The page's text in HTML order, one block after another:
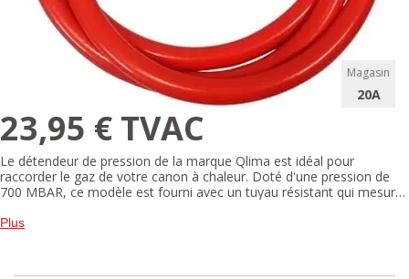
Magasin
20A
23,95 € TVAC
Le détendeur de pression de la marque Qlima est idéal pour
raccorder le gaz de votre canon à chaleur. Doté d'une pression de
700 MBAR, ce modèle est fourni avec un tuyau résistant qui mesure
GFA10xx de la marque Qlima, ce détendeur a un débit de maximum
Plus